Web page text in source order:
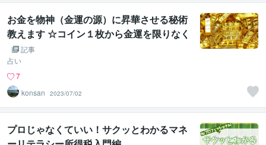
お金を物神（金運の源）に昇華させる秘術
教えます ☆コイン１枚から金運を限りなく
引き出すマジシャンの秘技☆
記事
占い
7
konsan
2023/07/02
プロじゃなくていい！サクッとわかるマネ